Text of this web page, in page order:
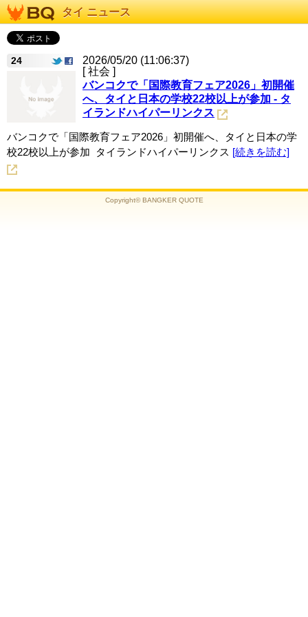
タイ ニュース
24
2026/05/20 (11:06:37)
[ 社会 ]
バンコクで「国際教育フェア2026」初開催
へ、タイと日本の学校22校以上が参加 - タ
イランドハイパーリンクス
バンコクで「国際教育フェア2026」初開催へ、タイと日本の学
校22校以上が参加 タイランドハイパーリンクス [続きを読む]
Copyright© BANGKER QUOTE